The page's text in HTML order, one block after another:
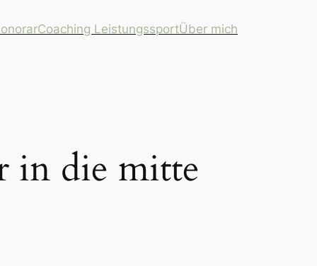
Coaching LeistungssportÜber mich
in die mitte